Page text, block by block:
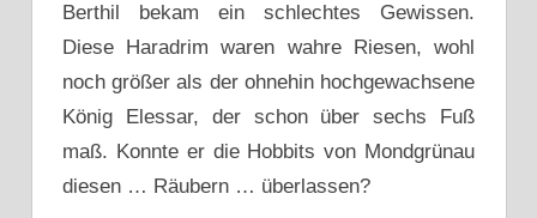
Berthil bekam ein schlechtes Gewissen.
Diese Haradrim waren wahre Riesen, wohl
noch größer als der ohnehin hochgewachsene
König Elessar, der schon über sechs Fuß
maß. Konnte er die Hobbits von Mondgrünau
diesen … Räubern … überlassen?